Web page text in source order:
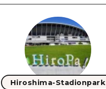
Hiroshima-Stadionpark